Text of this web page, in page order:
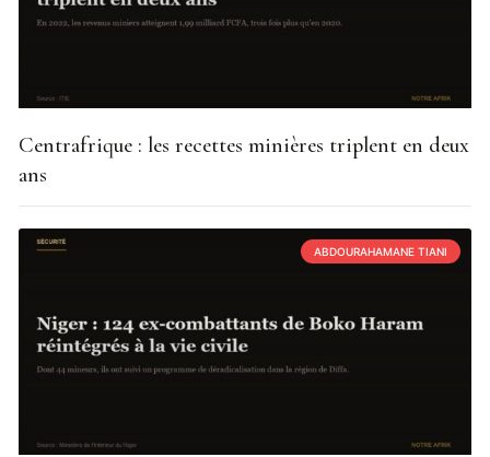
Centrafrique : les recettes minières triplent en deux
ans
ABDOURAHAMANE TIANI